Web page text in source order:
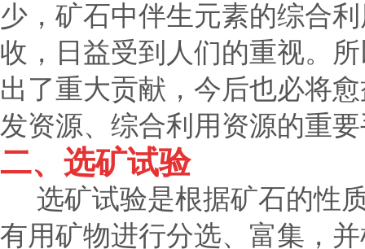
少，矿石中伴生元素的综合
收，日益受到人们的重视。
出了重大贡献，今后也必将
发资源、综合利用资源的重
二、选矿试验
选矿试验是根据矿石的性
有用矿物进行分选、富集，